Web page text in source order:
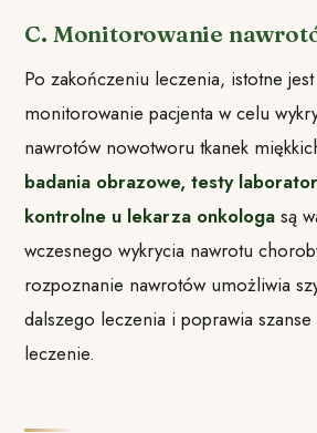
C. Monitorowanie
Po zakończeniu leczenia, istotne
monitorowanie pacjenta w celu
nawrotów nowotworu tkanek
badania obrazowe, testy
kontrolne u lekarza onkologa są
wczesnego wykrycia nawrotu
rozpoznanie nawrotów umożliwia
dalszego leczenia i poprawia szanse
leczenie.